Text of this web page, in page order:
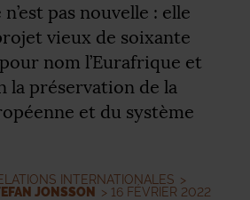
pas nouvelle : elle
vieux de soixante
nom l’Eurafrique et
la préservation de la
et du système
INTERNATIONALES >
JONSSON > 16 FÉVRIER 2022